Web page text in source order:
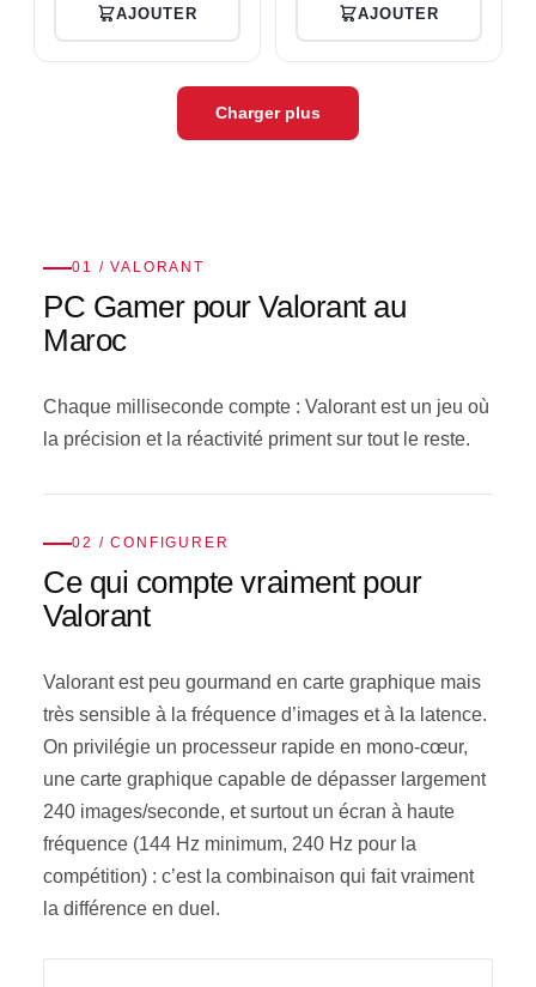
AJOUTER AJOUTER
Charger plus
01 / VALORANT
PC Gamer pour Valorant au
Maroc
Chaque milliseconde compte : Valorant est un jeu où
la précision et la réactivité priment sur tout le reste.
02 / CONFIGURER
Ce qui compte vraiment pour
Valorant
Valorant est peu gourmand en carte graphique mais
très sensible à la fréquence d’images et à la latence.
On privilégie un processeur rapide en mono-cœur,
une carte graphique capable de dépasser largement
240 images/seconde, et surtout un écran à haute
fréquence (144 Hz minimum, 240 Hz pour la
compétition) : c’est la combinaison qui fait vraiment
la différence en duel.